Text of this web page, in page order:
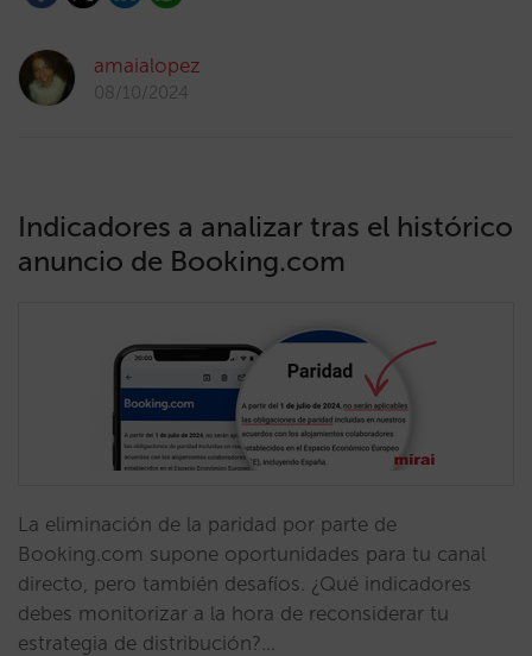
amaialopez
08/10/2024
Indicadores a analizar tras el histórico
anuncio de Booking.com
La eliminación de la paridad por parte de
Booking.com supone oportunidades para tu canal
directo, pero también desafíos. ¿Qué indicadores
debes monitorizar a la hora de reconsiderar tu
estrategia de distribución?…